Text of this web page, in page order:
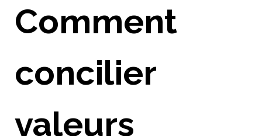
Comment
concilier
valeurs